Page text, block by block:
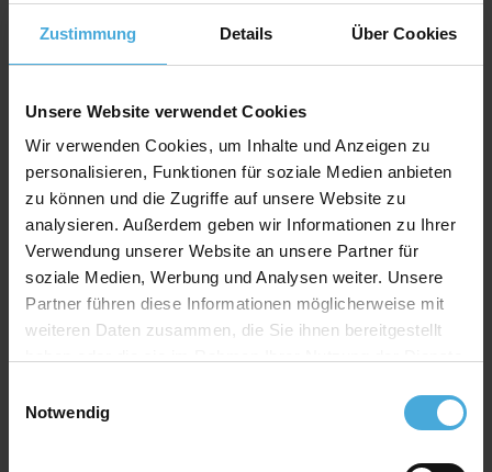
Zustimmung Details Über Cookies
Unsere Website verwendet Cookies
Wir verwenden Cookies, um Inhalte und Anzeigen zu
personalisieren, Funktionen für soziale Medien anbieten
zu können und die Zugriffe auf unsere Website zu
analysieren. Außerdem geben wir Informationen zu Ihrer
Verwendung unserer Website an unsere Partner für
soziale Medien, Werbung und Analysen weiter. Unsere
Partner führen diese Informationen möglicherweise mit
weiteren Daten zusammen, die Sie ihnen bereitgestellt
Notwendig
Passepartout Spezifikation
Stäke: 1,4mm (optional auch mit 2,0mm oder
Kern: weiß
Material: 100% Alphazellulose (mehr Infos )
Rückwand Spezifikation
Stärke: 0,35mm
Farbe: weiß
Material: 100% Alphazellulose
Ein Basis-Passepartoutkarton für die professionelle
Einrahmung